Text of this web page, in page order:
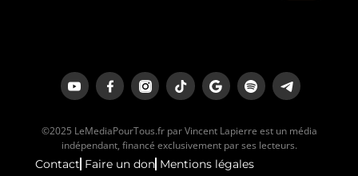
©2025 LeMediaPourTous.fr par Vincent Lapierre est un média
indépendant, financé exclusivement par ses lecteurs.
Contact Faire un don Mentions légales